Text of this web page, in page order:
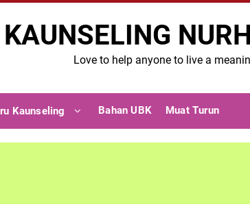
KAUNSELING
Love to help anyone to live a
Kaunseling Bahan UBK Muat Turun